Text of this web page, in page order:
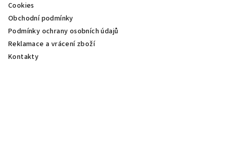
Cookies
Obchodní podmínky
Podmínky ochrany osobních údajů
Reklamace a vrácení zboží
Kontakty